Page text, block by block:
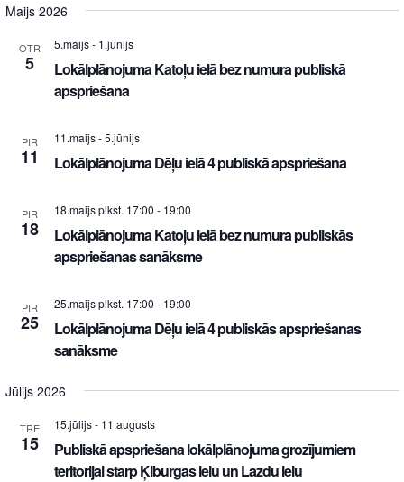
Maijs 2026
OTR
5
5.maijs- 1.jūnijs
Lokālplānojuma Katoļu ielā bez numura publiskā
apspriešana
PIR
11
11.maijs-5.jūnijs
Lokālplānojuma Dēļu ielā 4 publiskā apspriešana
PIR
18
18.maijs plkst. 17:00 - 19:00
Lokālplānojuma Katoļu ielā bez numura publiskās
apspriešanas sanāksme
PIR
25
25.maijs plkst. 17:00 - 19:00
Lokālplānojuma Dēļu ielā 4 publiskās apspriešanas
sanāksme
Jūlijs 2026
TRE
15
15.jūlijs- 11.augusts
Publiskā apspriešana lokālplānojuma grozījumiem
teritorijai starp Ķiburgas ielu un Lazdu ielu